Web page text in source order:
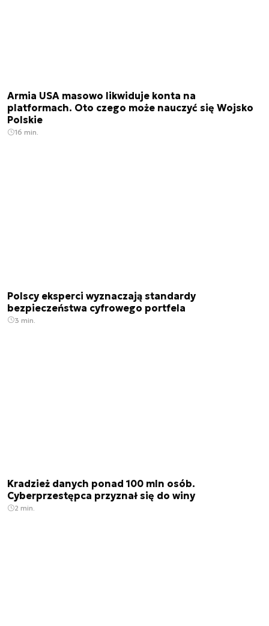
Armia USA masowo likwiduje konta na
platformach. Oto czego może nauczyć się Wojsko
Polskie
16 min.
Polscy eksperci wyznaczają standardy
bezpieczeństwa cyfrowego portfela
3 min.
Kradzież danych ponad 100 mln osób.
Cyberprzestępca przyznał się do winy
2 min.